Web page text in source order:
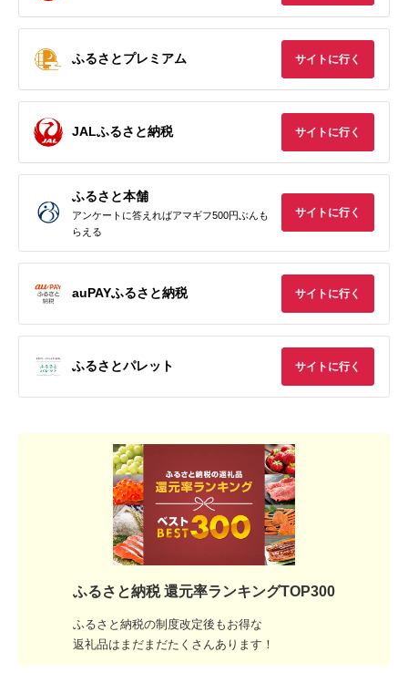
ふるさとプレミアム サイトに行く
JALふるさと納税 サイトに行く
ふるさと本舗
アンケートに答えればアマギフ500円ぶんも
らえる
サイトに行く
auPAYふるさと納税 サイトに行く
ふるさとパレット サイトに行く
ふるさと納税 還元率ランキングTOP300
ふるさと納税の制度改定後もお得な
返礼品はまだまだたくさんあります！